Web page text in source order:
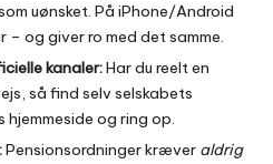
uønsket. På iPhone/Android
– og giver ro med det samme.
kanaler:Har du reelt en
så find selv selskabets
hjemmeside og ring op.
Pensionsordninger kræver aldrig